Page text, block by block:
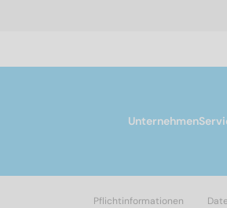
Unternehmen
Pflichtinformationen